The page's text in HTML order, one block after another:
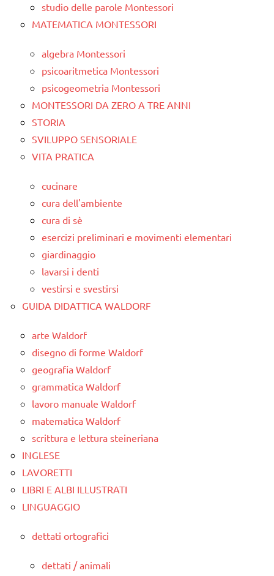
studio delle parole Montessori
MATEMATICA MONTESSORI
algebra Montessori
psicoaritmetica Montessori
psicogeometria Montessori
MONTESSORI DA ZERO A TRE ANNI
STORIA
SVILUPPO SENSORIALE
VITA PRATICA
cucinare
cura dell'ambiente
cura di sè
esercizi preliminari e movimenti elementari
giardinaggio
lavarsi i denti
vestirsi e svestirsi
GUIDA DIDATTICA WALDORF
arte Waldorf
disegno di forme Waldorf
geografia Waldorf
grammatica Waldorf
lavoro manuale Waldorf
matematica Waldorf
scrittura e lettura steineriana
INGLESE
LAVORETTI
LIBRI E ALBI ILLUSTRATI
LINGUAGGIO
dettati ortografici
dettati / animali